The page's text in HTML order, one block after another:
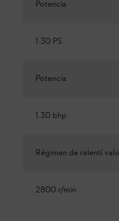
Potencia
1.30 PS
Potencia
1.30 bhp
Régimen de ralentí
2800 r/min